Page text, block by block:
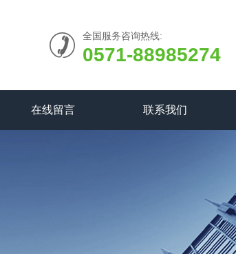
全国服务咨询热线:
0571-88985274
在线留言 联系我们